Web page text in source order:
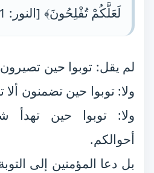
لَعَلَّكُمْ تُفْلِحُونَ﴾ [النور: 31].
لم يقل: توبوا حين تصيرون
ولا: توبوا حين تضمنون ألا
ولا: توبوا حين تهدأ
أحوالكم.
بل دعا المؤمنين إلى